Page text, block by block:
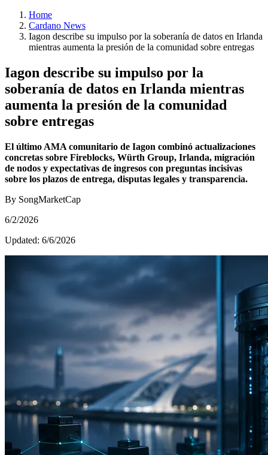
Home
Cardano News
Iagon describe su impulso por la soberanía de datos en Irlanda
mientras aumenta la presión de la comunidad sobre entregas
Iagon describe su impulso por la
soberanía de datos en Irlanda mientras
aumenta la presión de la comunidad
sobre entregas
El último AMA comunitario de Iagon combinó actualizaciones
concretas sobre Fireblocks, Würth Group, Irlanda, migración
de nodos y expectativas de ingresos con preguntas incisivas
sobre los plazos de entrega, disputas legales y transparencia.
By SongMarketCap
6/2/2026
Updated: 6/6/2026